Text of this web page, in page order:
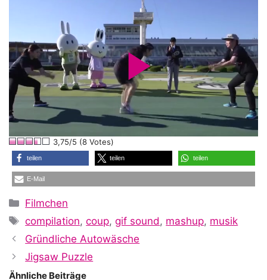
P
l
a
y
V
3,75/5 (8 Votes)
teilen teilen teilen
E-Mail
Kategorien
Filmchen
Schlagwörter
compilation,coup,gif sound, mashup, musik
Gründliche Autowäsche
Jigsaw Puzzle
Ähnliche Beiträge